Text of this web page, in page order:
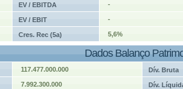
EV / EBITDA -
EV / EBIT -
Cres. Rec (5a) 5,6%
Dados Balanço
117.477.000.000 Dív. Bruta
7.992.300.000 Dív.